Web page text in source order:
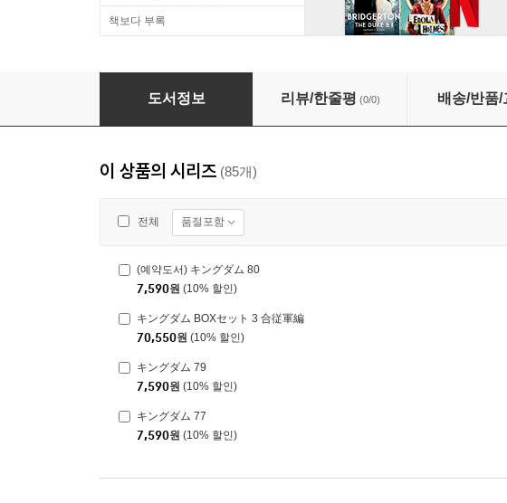
책보다 부록
(예약도서) キングダム BOXセット 4 成蟜の変・著雍攻略戦・
도서정보 리뷰/한줄평 (0/0) 배송/반품/
이 상품의 시리즈 (85개)
전체 품절포함
(예약도서) キングダム 80
7,590원 (10% 할인)
キングダム BOXセット 3 合従軍編
70,550원 (10% 할인)
キングダム 79
7,590원 (10% 할인)
キングダム 77
7,590원 (10% 할인)